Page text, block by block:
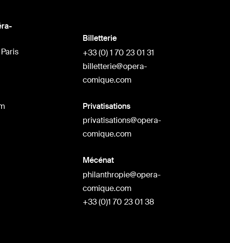
Billetterie
+33 (0) 1 70 23 01 31
billetterie@opera-
comique.com
Privatisations
privatisations@opera-
comique.com
Mécénat
philanthropie@opera-
comique.com
+33 (0)1 70 23 01 38